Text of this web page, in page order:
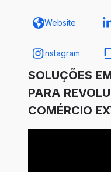
Website
Instagram
SOLUÇÕES
PARA
COMÉRCIO